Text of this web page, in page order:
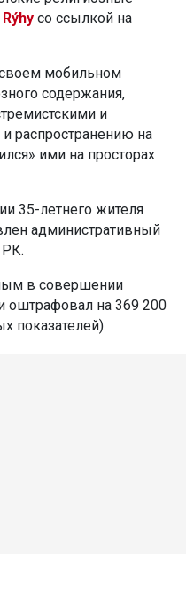
со ссылкой на
мобильном
содержания,
и
распространению на
ими на просторах
35-летнего жителя
административный
РК.
в совершении
оштрафовал на 369 200
показателей).